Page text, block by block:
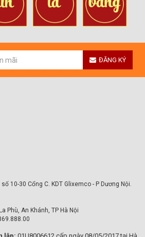
ĐĂNG KÝ
số 10-30 Cổng C. KDT Glixemco - P Dương Nội.
Phù, An Khánh, TP Hà Nội